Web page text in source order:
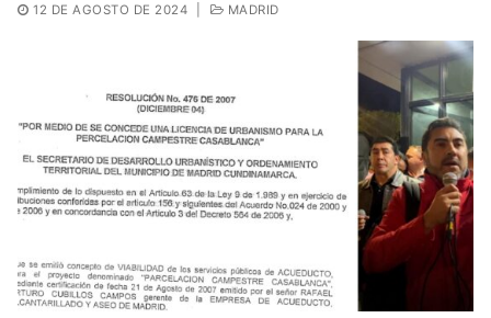
12 DE AGOSTO DE 2024 MADRID